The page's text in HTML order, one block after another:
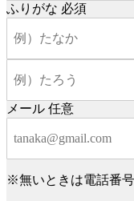
ふりがな 必須
メール 任意
※無いときは電話番